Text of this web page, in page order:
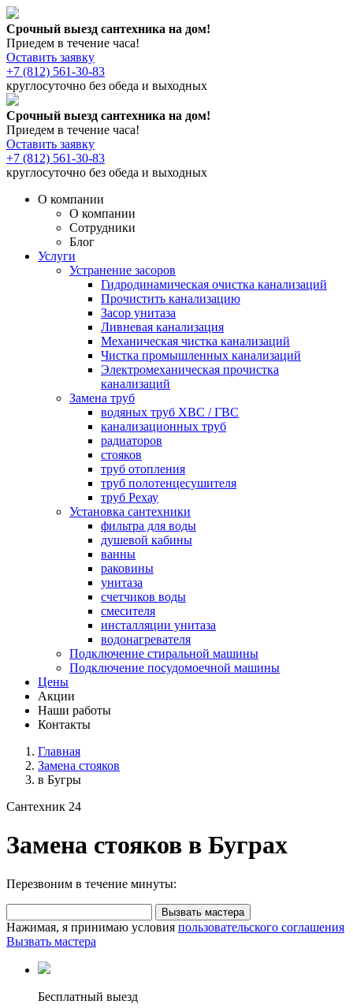
Срочный выезд сантехника на дом!
Приедем в течение часа!
Оставить заявку
+7 (812) 561-30-83
круглосуточно без обеда и выходных
Срочный выезд сантехника на дом!
Приедем в течение часа!
Оставить заявку
+7 (812) 561-30-83
круглосуточно без обеда и выходных
О компании
О компании
Сотрудники
Блог
Услуги
Устранение засоров
Гидродинамическая очистка канализаций
Прочистить канализацию
Засор унитаза
Ливневая канализация
Механическая чистка канализаций
Чистка промышленных канализаций
Электромеханическая прочистка
канализаций
Замена труб
водяных труб ХВС / ГВС
канализационных труб
радиаторов
стояков
труб отопления
труб полотенцесушителя
труб Рехау
Установка сантехники
фильтра для воды
душевой кабины
ванны
раковины
унитаза
счетчиков воды
смесителя
инсталляции унитаза
водонагревателя
Подключение стиральной машины
Подключение посудомоечной машины
Цены
Акции
Наши работы
Контакты
Главная
Замена стояков
в Бугры
Сантехник 24
Замена стояков в Буграх
Перезвоним в течение минуты:
Вызвать мастера
Нажимая, я принимаю условия пользовательского соглашения
Вызвать мастера
Бесплатный выезд